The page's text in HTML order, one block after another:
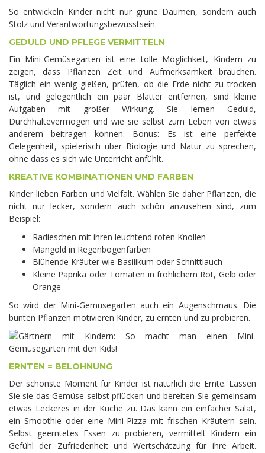
So entwickeln Kinder nicht nur grüne Daumen, sondern auch
Stolz und Verantwortungsbewusstsein.
GEDULD UND PFLEGE VERMITTELN
Ein Mini-Gemüsegarten ist eine tolle Möglichkeit, Kindern zu
zeigen, dass Pflanzen Zeit und Aufmerksamkeit brauchen.
Täglich ein wenig gießen, prüfen, ob die Erde nicht zu trocken
ist, und gelegentlich ein paar Blätter entfernen, sind kleine
Aufgaben mit großer Wirkung. Sie lernen Geduld,
Durchhaltevermögen und wie sie selbst zum Leben von etwas
anderem beitragen können. Bonus: Es ist eine perfekte
Gelegenheit, spielerisch über Biologie und Natur zu sprechen,
ohne dass es sich wie Unterricht anfühlt.
KREATIVE KOMBINATIONEN UND FARBEN
Kinder lieben Farben und Vielfalt. Wählen Sie daher Pflanzen, die
nicht nur lecker, sondern auch schön anzusehen sind, zum
Beispiel:
Radieschen mit ihren leuchtend roten Knollen
Mangold in Regenbogenfarben
Blühende Kräuter wie Basilikum oder Schnittlauch
Kleine Paprika oder Tomaten in fröhlichem Rot, Gelb oder
Orange
So wird der Mini-Gemüsegarten auch ein Augenschmaus. Die
bunten Pflanzen motivieren Kinder, zu ernten und zu probieren.
ERNTEN = BELOHNUNG
Der schönste Moment für Kinder ist natürlich die Ernte. Lassen
Sie sie das Gemüse selbst pflücken und bereiten Sie gemeinsam
etwas Leckeres in der Küche zu. Das kann ein einfacher Salat,
ein Smoothie oder eine Mini-Pizza mit frischen Kräutern sein.
Selbst geerntetes Essen zu probieren, vermittelt Kindern ein
Gefühl der Zufriedenheit und Wertschätzung für ihre Arbeit.